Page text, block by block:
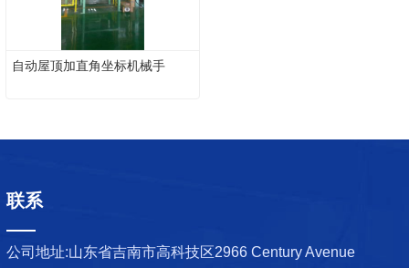
自动屋顶加直角坐标机械手
联系
公司地址:山东省吉南市高科技区2966 Century Avenue